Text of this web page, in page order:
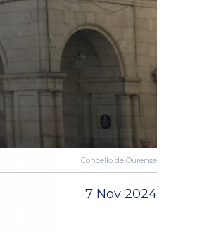
Concello de Ourense
7 Nov 2024